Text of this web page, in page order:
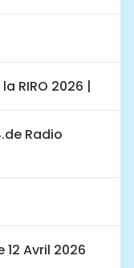
RIRO 2026 |
Radio
Avril 2026